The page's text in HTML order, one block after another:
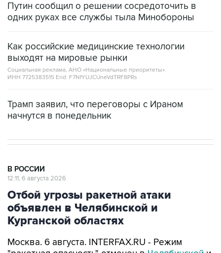
Путин сообщил о решении сосредоточить в
одних руках все службы тыла Минобороны
Как российские медицинские технологии
выходят на мировые рынки
Социальная реклама, АНО «Национальные приоритеты».
ИНН 7725383515 Erid: F7NfYUJCUneVdTRF8PRs
Трамп заявил, что переговоры с Ираном
начнутся в понедельник
В РОССИИ
12:11, 6 августа 2026
Отбой угрозы ракетной атаки
объявлен в Челябинской и
Курганской областях
Москва. 6 августа. INTERFAX.RU - Режим